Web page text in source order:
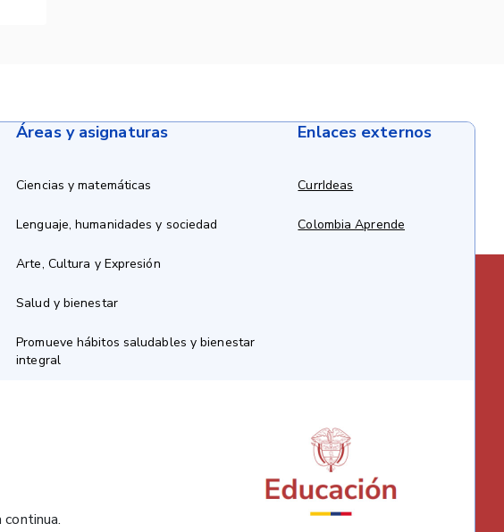
Áreas y asignaturas
Ciencias y matemáticas
Lenguaje, humanidades y sociedad
Arte, Cultura y Expresión
Salud y bienestar
Promueve hábitos saludables y bienestar
integral
Enlaces externos
CurrIdeas
Colombia Aprende